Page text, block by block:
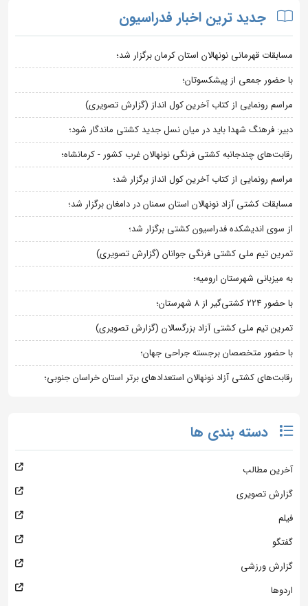
جدید ترین اخبار فدراسیون
مسابقات قهرمانی نونهالان استان کرمان برگزار شد؛
با حضور جمعی از پیشکسوتان؛
مراسم رونمایی از کتاب آخرین کول انداز (گزارش تصویری)
دبیر: فرهنگ شهدا باید در میان نسل جدید کشتی ماندگار شود؛
رقابت‌های چندجانبه کشتی فرنگی نونهالان غرب کشور - کرمانشاه؛
مراسم رونمایی از کتاب آخرین کول انداز برگزار شد؛
مسابقات کشتی آزاد نونهالان استان سمنان در دامغان برگزار شد؛
از سوی اندیشکده فدراسیون کشتی برگزار شد؛
تمرین تیم ملی کشتی فرنگی جوانان (گزارش تصویری)
به میزبانی شهرستان ارومیه؛
با حضور ۲۲۴ کشتی‌گیر از ۸ شهرستان؛
تمرین تیم ملی کشتی آزاد بزرگسالان (گزارش تصویری)
با حضور متخصصان برجسته جراحی جهان؛
رقابت‌های کشتی آزاد نونهالان استعدادهای برتر استان خراسان جنوبی؛
دسته بندی ها
آخرین مطالب
گزارش تصویری
فیلم
گفتگو
گزارش ورزشی
اردوها